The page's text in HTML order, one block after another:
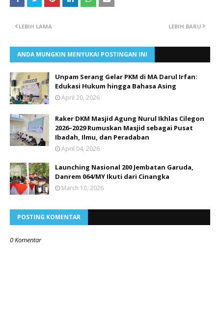
LEBIH BARU
LEBIH LAMA
ANDA MUNGKIN MENYUKAI POSTINGAN INI
Unpam Serang Gelar PKM di MA Darul Irfan:
Edukasi Hukum hingga Bahasa Asing
April 20, 2026
Raker DKM Masjid Agung Nurul Ikhlas Cilegon
2026–2029 Rumuskan Masjid sebagai Pusat
Ibadah, Ilmu, dan Peradaban
April 04, 2026
Launching Nasional 200 Jembatan Garuda,
Danrem 064/MY Ikuti dari Cinangka
March 10, 2026
POSTING KOMENTAR
0 Komentar